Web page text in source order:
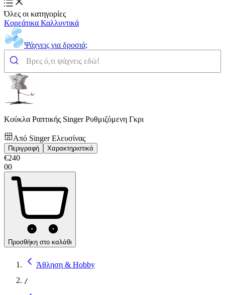
Όλες οι κατηγορίες
Κορεάτικα Καλλυντικά
Ψάχνεις για δροσιά;
Κούκλα Ραπτικής Singer Ρυθμιζόμενη Γκρι
Από Singer Ελευσίνας
Περιγραφή Χαρακτηριστικά
€240
00
Προσθήκη στο καλάθι
Άθληση & Hobby
/